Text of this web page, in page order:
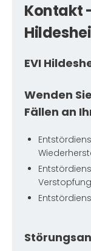
Kontakt
EVI
Wenden
Fällen an